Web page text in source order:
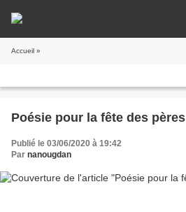
Accueil »
Poésie pour la fête des pères
Publié le 03/06/2020 à 19:42
Par nanougdan